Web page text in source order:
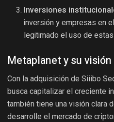
Inversiones
inversión y empresas en
legitimado el uso de
Metaplanet y su
Con la adquisición de Siiibo
busca capitalizar el creciente
también tiene una visión clara
desarrolle el mercado de